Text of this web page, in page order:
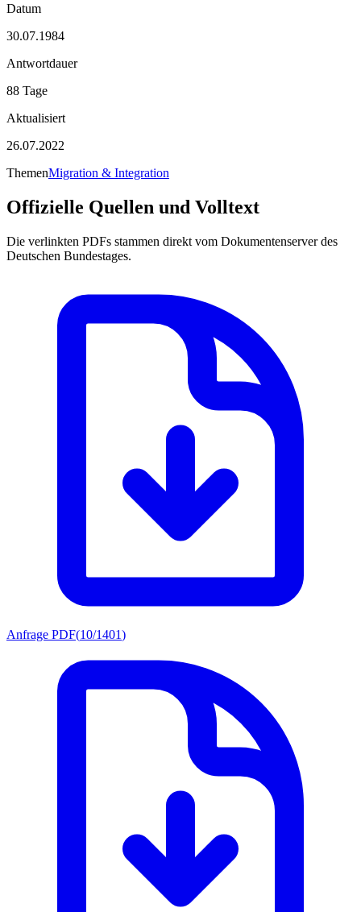
Datum
30.07.1984
Antwortdauer
88 Tage
Aktualisiert
26.07.2022
ThemenMigration & Integration
Offizielle Quellen und Volltext
Die verlinkten PDFs stammen direkt vom Dokumentenserver des
Deutschen Bundestages.
Anfrage PDF(10/1401)